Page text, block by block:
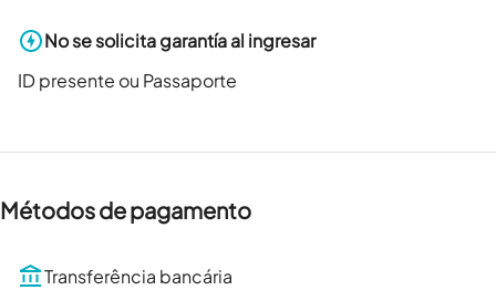
No se solicita garantía al ingresar
ID presente ou Passaporte
Métodos de pagamento
Transferência bancária